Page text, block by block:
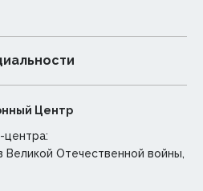
Центр
центра:
Великой Отечественной войны,